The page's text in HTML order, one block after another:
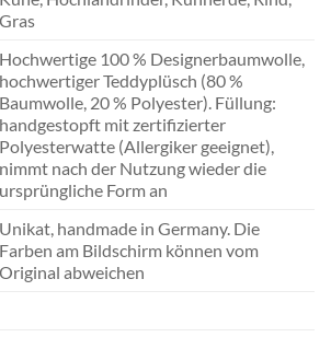
Gras
Hochwertige 100 % Designerbaumwolle,
hochwertiger Teddyplüsch (80 %
Baumwolle, 20 % Polyester). Füllung:
handgestopft mit zertifizierter
Polyesterwatte (Allergiker geeignet),
nimmt nach der Nutzung wieder die
ursprüngliche Form an
Unikat, handmade in Germany. Die
Farben am Bildschirm können vom
Original abweichen